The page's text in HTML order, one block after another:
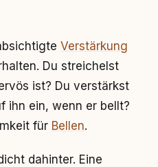
Verstärkung
Du streichelst
ist? Du verstärkst
ihn ein, wenn er bellt?
für Bellen.
dahinter. Eine